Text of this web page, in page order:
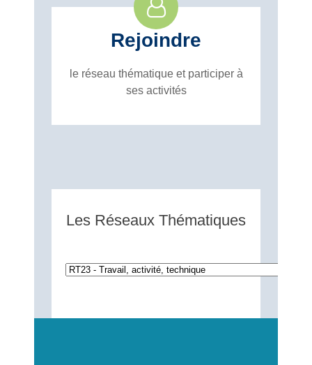
Rejoindre
le réseau thématique et participer à
ses activités
Les Réseaux Thématiques